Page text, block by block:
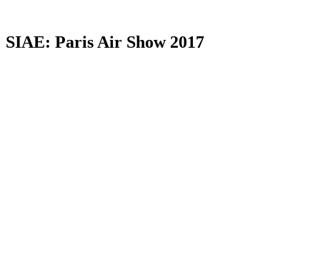
SIAE: Paris Air Show 2017